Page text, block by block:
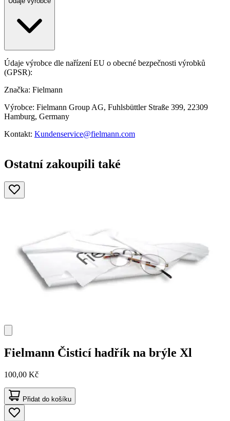
Údaje výrobce dle nařízení EU o obecné bezpečnosti výrobků
(GPSR):
Značka: Fielmann
Výrobce: Fielmann Group AG, Fuhlsbüttler Straße 399, 22309
Hamburg, Germany
Kontakt: Kundenservice@fielmann.com
Ostatní zakoupili také
Fielmann Čisticí hadřík na brýle Xl
100,00 Kč
Přidat do košíku